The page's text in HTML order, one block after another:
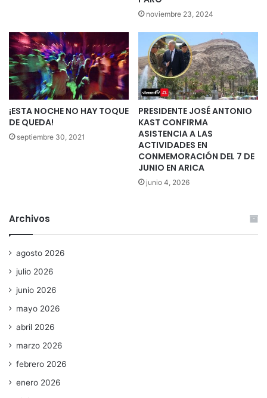
noviembre 23, 2024
¡ESTA NOCHE NO HAY TOQUE
DE QUEDA!
septiembre 30, 2021
PRESIDENTE JOSÉ ANTONIO
KAST CONFIRMA
ASISTENCIA A LAS
ACTIVIDADES EN
CONMEMORACIÓN DEL 7 DE
JUNIO EN ARICA
junio 4, 2026
Archivos
agosto 2026
julio 2026
junio 2026
mayo 2026
abril 2026
marzo 2026
febrero 2026
enero 2026